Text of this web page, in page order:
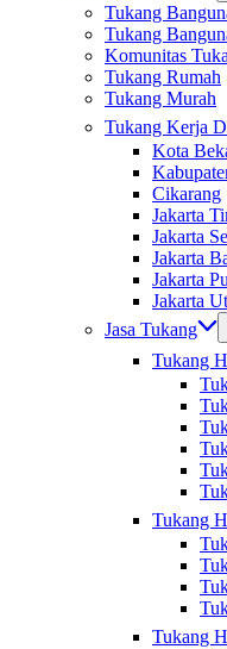
Tukang
Tukang
Komunitas
Tukang Rumah
Tukang Murah
Tukang Kerja
Kota
Cikarang
Jakarta
Jakarta
Jakarta
Jakarta
Jakarta
Jasa Tukang
Tukang
Tukang
Tukang